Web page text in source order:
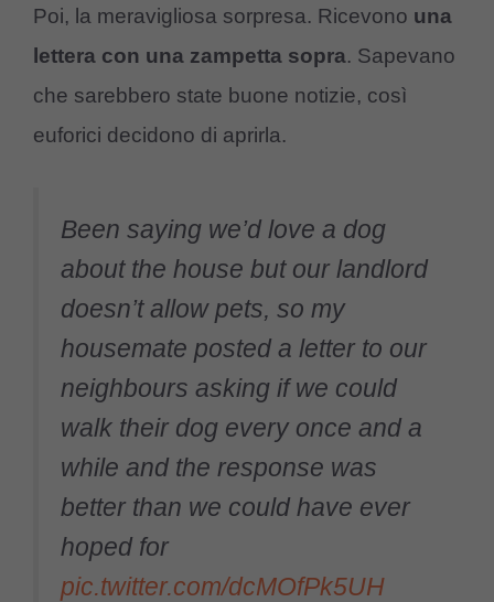
Poi, la meravigliosa sorpresa. Ricevono una
lettera con una zampetta sopra. Sapevano
che sarebbero state buone notizie, così
euforici decidono di aprirla.
Been saying we’d love a dog
about the house but our landlord
doesn’t allow pets, so my
housemate posted a letter to our
neighbours asking if we could
walk their dog every once and a
while and the response was
better than we could have ever
hoped for
pic.twitter.com/dcMOfPk5UH